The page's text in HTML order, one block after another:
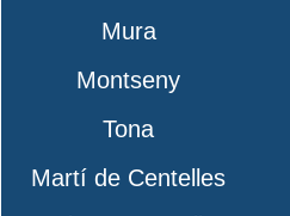
Mura
Montseny
Tona
Martí de Centelles